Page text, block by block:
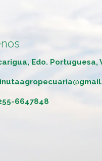
Edo. Portuguesa,
6647848